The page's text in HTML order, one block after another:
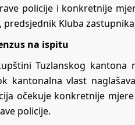
policije i konkretnije
predsjednik Kluba
na ispitu
Tuzlanskog
kantonalna vlast
očekuje konkretnije
policije.